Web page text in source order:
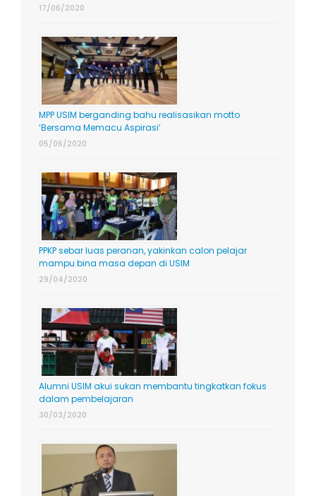
17/06/2020
MPP USIM berganding bahu realisasikan motto
‘Bersama Memacu Aspirasi’
05/06/2020
PPKP sebar luas peranan, yakinkan calon pelajar
mampu bina masa depan di USIM
29/04/2020
Alumni USIM akui sukan membantu tingkatkan fokus
dalam pembelajaran
30/03/2020